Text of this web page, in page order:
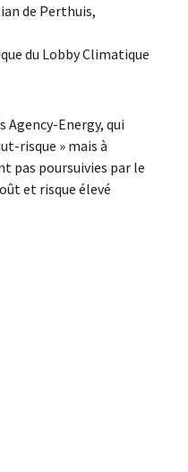
de Perthuis,
du Lobby Climatique
Agency-Energy, qui
risque » mais à
pas poursuivies par le
et risque élevé